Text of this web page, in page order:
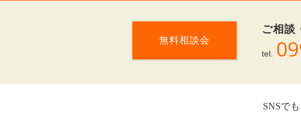
ご相談
tel.
無料相談会
SNSで